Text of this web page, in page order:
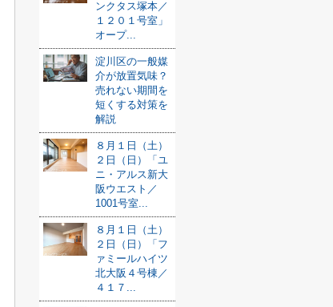
ンクタス塚本／
１２０１号室」
オープ...
淀川区の一般媒
介が放置気味？
売れない期間を
短くする対策を
解説
８月１日（土）
２日（日）「ユ
ニ・アルス新大
阪ウエスト／
1001号室...
８月１日（土）
２日（日）「フ
ァミールハイツ
北大阪４号棟／
４１７...